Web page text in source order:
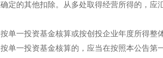
定的其他扣除。从多处取得经营所得的，应
一投资基金核算或按创投企业年度所得整体
一投资基金核算的，应当在按照本公告第